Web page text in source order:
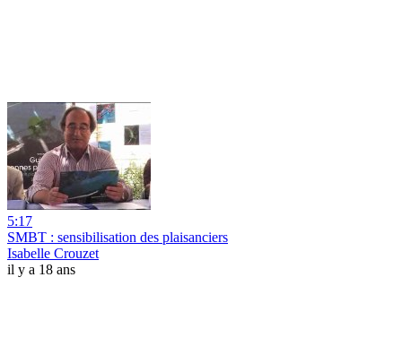
5:17
SMBT : sensibilisation des plaisanciers
Isabelle Crouzet
il y a 18 ans